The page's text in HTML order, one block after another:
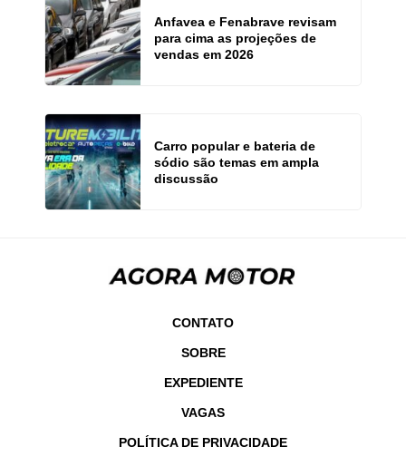
Anfavea e Fenabrave revisam
para cima as projeções de
vendas em 2026
Carro popular e bateria de
sódio são temas em ampla
discussão
CONTATO
SOBRE
EXPEDIENTE
VAGAS
POLÍTICA DE PRIVACIDADE